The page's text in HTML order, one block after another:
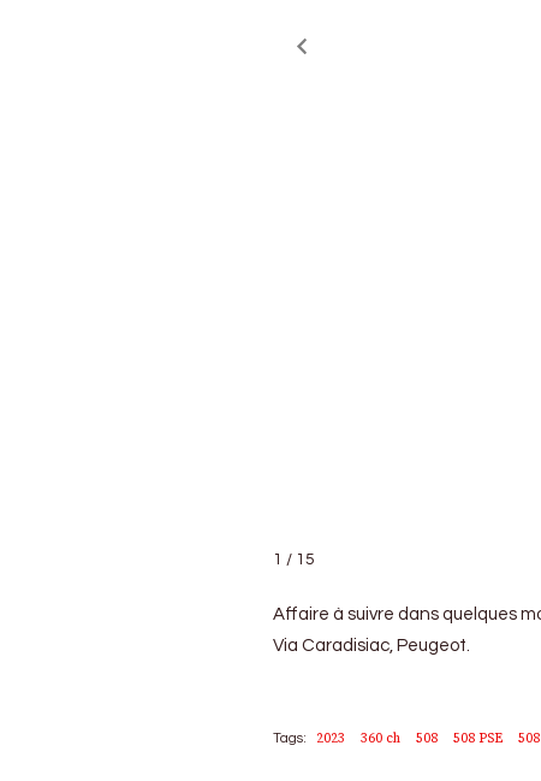
1 / 15
Affaire à suivre dans quelques
Via Caradisiac, Peugeot.
Tags: 2023 360 ch 508 508 PSE